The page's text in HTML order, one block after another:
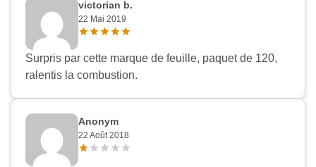
victorian b.
22 Mai 2019
Surpris par cette marque de feuille, paquet de 120,
ralentis la combustion.
Anonym
22 Août 2018